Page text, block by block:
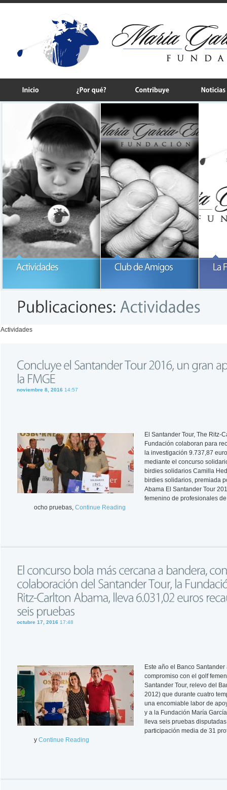
Participa con la Fundación María
Actividades
noviembre 8, 2016 14:57
El Santander Tour, The Ritz-
Fundación colaboran para
la investigación 9.737,87
mediante el concurso
birdies solidarios Camilla
birdies solidarios, premiada
Abama El Santander Tour
femenino de profesionales
ocho pruebas, Continue Reading
octubre 17, 2016 17:48
Este año el Banco Santander
compromiso con el golf
Santander Tour, relevo del
2012) que durante cuatro
una encomiable labor de
y a la Fundación María
lleva seis pruebas
participación media de 31
y Continue Reading